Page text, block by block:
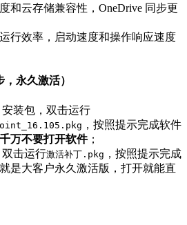
和云存储兼容性，OneDrive 同步更
行效率，启动速度和操作响应速度
永久激活）
装包，双击运行
，按照提示完成软件
万不要打开软件；
双击运行激活补丁.pkg ，按照提示完成
是大客户永久激活版，打开就能直